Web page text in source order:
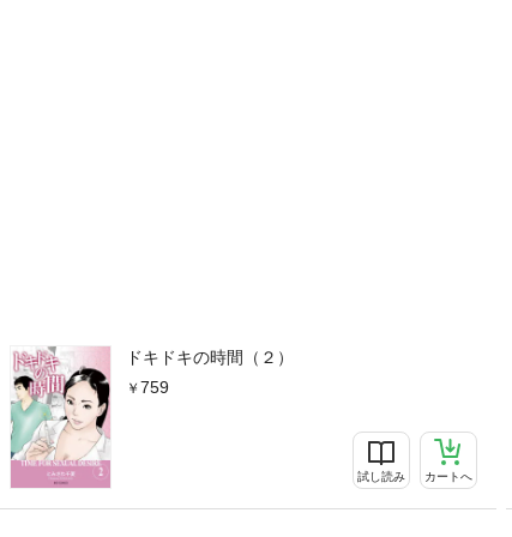
ドキドキの時間（２）
759
試し読み カートへ